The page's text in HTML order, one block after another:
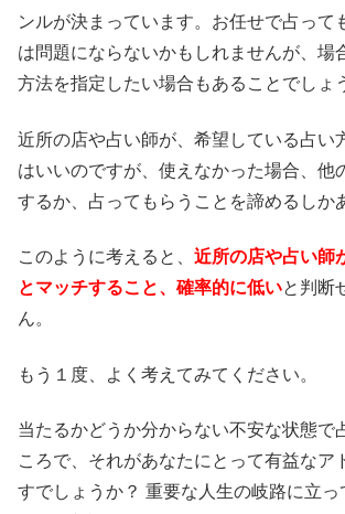
ンルが決まっています。お任せで占って
は問題にならないかもしれませんが、場
方法を指定したい場合もあることでしょ
近所の店や占い師が、希望している占い
はいいのですが、使えなかった場合、他
するか、占ってもらうことを諦めるしか
このように考えると、 近所の店や占い師
とマッチすること、確率的に低いと判断
ん。
もう１度、よく考えてみてください。
当たるかどうか分からない不安な状態で
ころで、それがあなたにとって有益なア
すでしょうか？ 重要な人生の岐路に立